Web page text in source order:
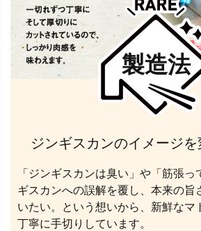
製造法
ジンギスカンのイメージ
「ジンギスカンは臭い」や「筋張っ
ギスカンへの誤解を覆し、本来の旨
いたい。という想いから、新鮮なマ
丁寧に手切りしています。